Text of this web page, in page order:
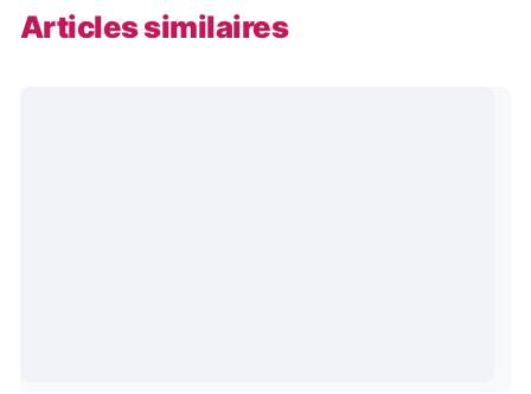
Articles similaires